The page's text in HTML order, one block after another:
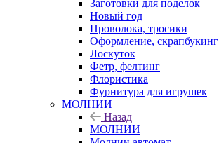
Заготовки для поделок
Новый год
Проволока, тросики
Оформление, скрапбукинг
Лоскуток
Фетр, фелтинг
Флористика
Фурнитура для игрушек
МОЛНИИ
Назад
МОЛНИИ